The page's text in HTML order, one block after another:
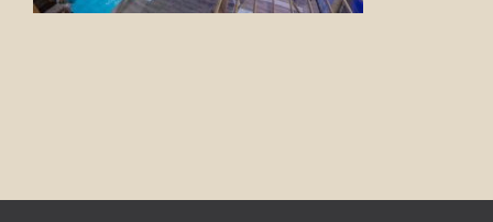
GIFTCARD